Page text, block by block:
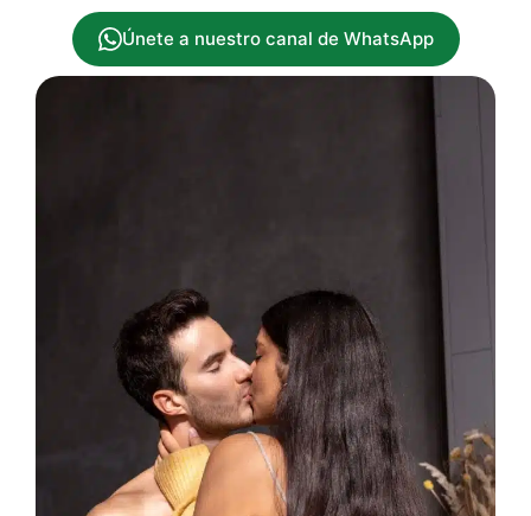
Únete a nuestro canal de WhatsApp